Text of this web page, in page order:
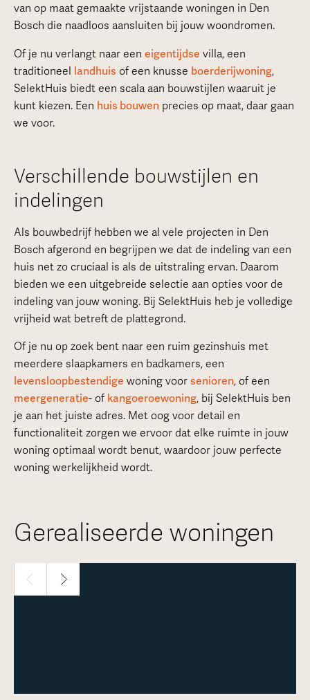
van op maat gemaakte vrijstaande woningen in Den
Bosch die naadloos aansluiten bij jouw woondromen.
Of je nu verlangt naar een eigentijdse villa, een
traditioneel landhuis of een knusse boerderijwoning,
SelektHuis biedt een scala aan bouwstijlen waaruit je
kunt kiezen. Een huis bouwen precies op maat, daar gaan
we voor.
Verschillende bouwstijlen en
indelingen
Als bouwbedrijf hebben we al vele projecten in Den
Bosch afgerond en begrijpen we dat de indeling van een
huis net zo cruciaal is als de uitstraling ervan. Daarom
bieden we een uitgebreide selectie aan opties voor de
indeling van jouw woning. Bij SelektHuis heb je volledige
vrijheid wat betreft de plattegrond.
Of je nu op zoek bent naar een ruim gezinshuis met
meerdere slaapkamers en badkamers, een
levensloopbestendige woning voor senioren, of een
meergeneratie- of kangoeroewoning, bij SelektHuis ben
je aan het juiste adres. Met oog voor detail en
functionaliteit zorgen we ervoor dat elke ruimte in jouw
woning optimaal wordt benut, waardoor jouw perfecte
woning werkelijkheid wordt.
Gerealiseerde woningen
Meer over deze woning
1 / 30